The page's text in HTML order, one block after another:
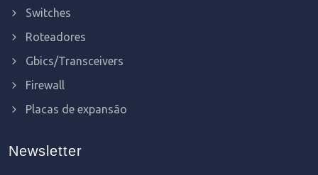
Switches
Roteadores
Gbics/Transceivers
Firewall
Placas de expansão
Newsletter